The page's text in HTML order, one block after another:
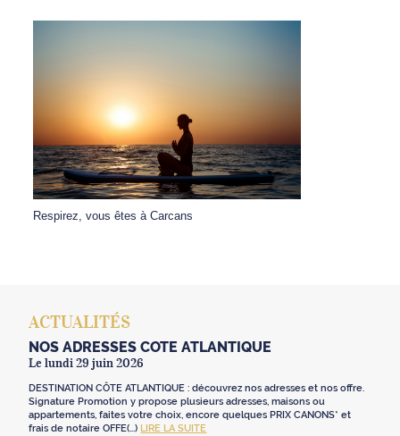
Respirez, vous êtes à Carcans
ACTUALITÉS
NOS ADRESSES CÔTE ATLANTIQUE
Le lundi 29 juin 2026
DESTINATION CÔTE ATLANTIQUE : découvrez nos adresses et nos offre.
Signature Promotion y propose plusieurs adresses, maisons ou
appartements, faites votre choix, encore quelques PRIX CANONS* et
frais de notaire OFFE(...) LIRE LA SUITE